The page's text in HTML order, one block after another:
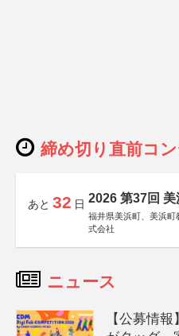
締め切り直前コ
あと 32 日 2026 第37回 美
福井県美浜町、美浜町
式会社
ニュース
【公募情